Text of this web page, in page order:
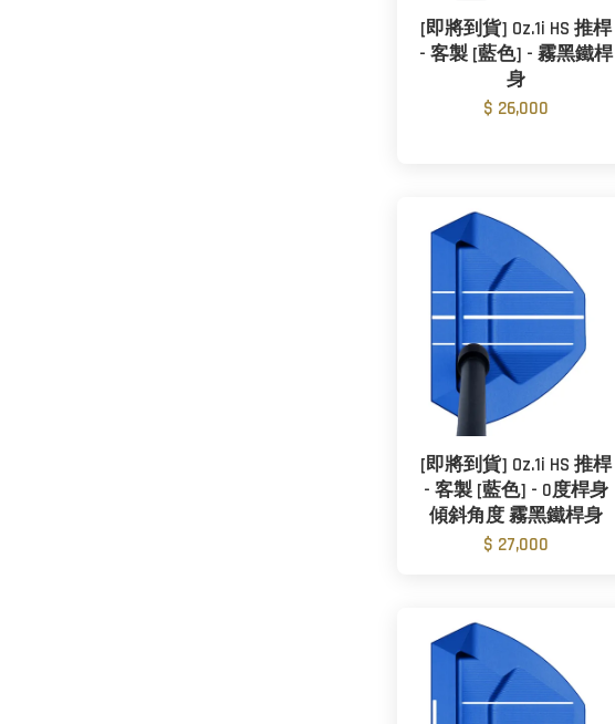
[即將到貨] Oz.1i HS 推桿
- 客製 [藍色] - 霧黑鐵桿
身
$ 26,000
[即將到貨] Oz.1i HS 推桿
- 客製 [藍色] - 0度桿身
傾斜角度 霧黑鐵桿身
$ 27,000